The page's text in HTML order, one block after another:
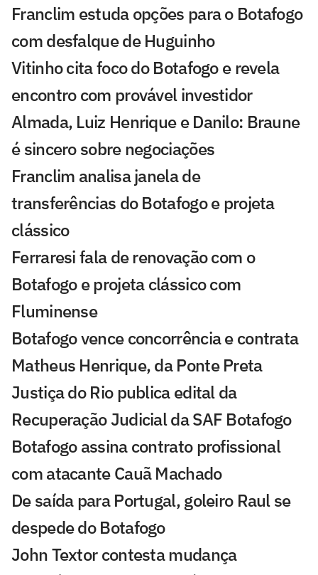
Franclim estuda opções para o Botafogo
com desfalque de Huguinho
Vitinho cita foco do Botafogo e revela
encontro com provável investidor
Almada, Luiz Henrique e Danilo: Braune
é sincero sobre negociações
Franclim analisa janela de
transferências do Botafogo e projeta
clássico
Ferraresi fala de renovação com o
Botafogo e projeta clássico com
Fluminense
Botafogo vence concorrência e contrata
Matheus Henrique, da Ponte Preta
Justiça do Rio publica edital da
Recuperação Judicial da SAF Botafogo
Botafogo assina contrato profissional
com atacante Cauã Machado
De saída para Portugal, goleiro Raul se
despede do Botafogo
John Textor contesta mudança